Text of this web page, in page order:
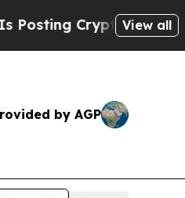
Biblical Messages on
View all
by AGP